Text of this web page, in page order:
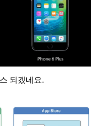
되겠네요.